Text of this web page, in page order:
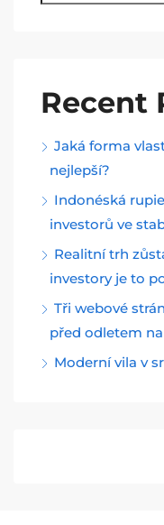
Recent
Jaká forma
nejlepší?
Indonéská
investorů ve
Realitní trh
investory je to
Tři webové
před odletem
Moderní vila v